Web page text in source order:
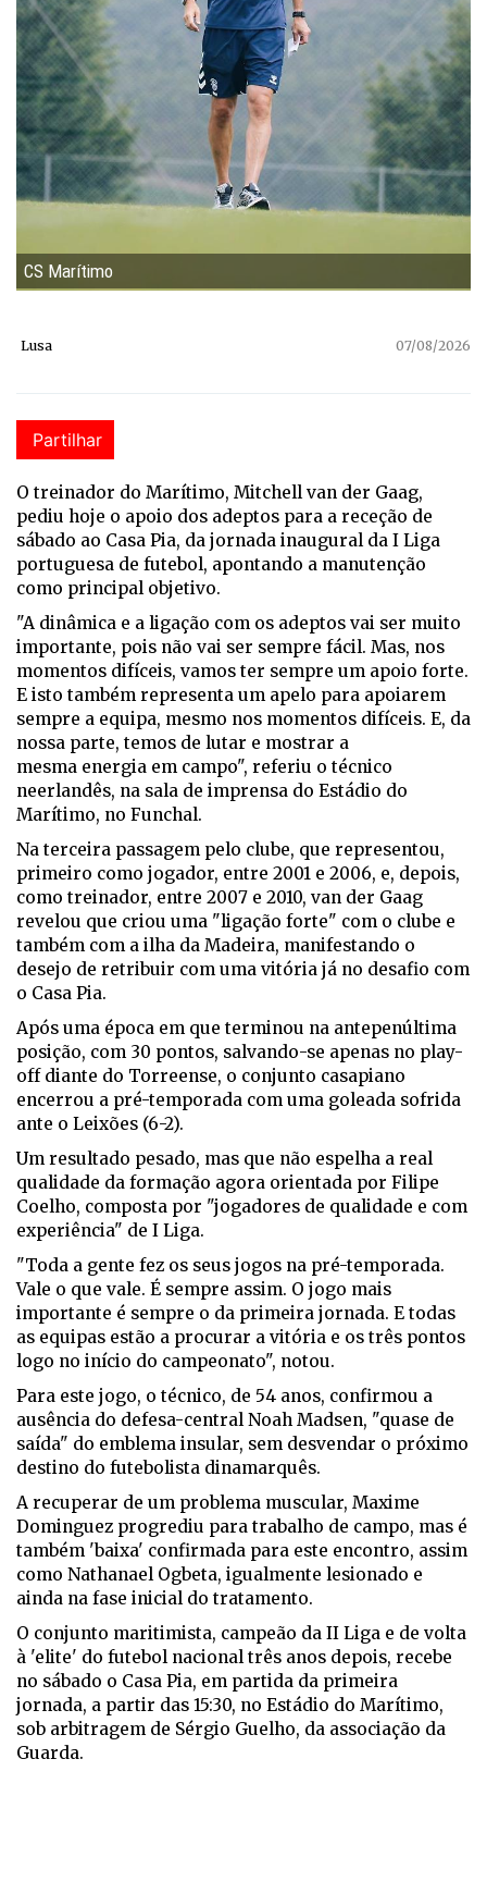
CS Marítimo
Lusa 07/08/2026
Partilhar
O treinador do Marítimo, Mitchell van der Gaag,
pediu hoje o apoio dos adeptos para a receção de
sábado ao Casa Pia, da jornada inaugural da I Liga
portuguesa de futebol, apontando a manutenção
como principal objetivo.
"A dinâmica e a ligação com os adeptos vai ser muito
importante, pois não vai ser sempre fácil. Mas, nos
momentos difíceis, vamos ter sempre um apoio forte.
E isto também representa um apelo para apoiarem
sempre a equipa, mesmo nos momentos difíceis. E, da
nossa parte, temos de lutar e mostrar a
mesma energia em campo", referiu o técnico
neerlandês, na sala de imprensa do Estádio do
Marítimo, no Funchal.
Na terceira passagem pelo clube, que representou,
primeiro como jogador, entre 2001 e 2006, e, depois,
como treinador, entre 2007 e 2010, van der Gaag
revelou que criou uma "ligação forte" com o clube e
também com a ilha da Madeira, manifestando o
desejo de retribuir com uma vitória já no desafio com
o Casa Pia.
Após uma época em que terminou na antepenúltima
posição, com 30 pontos, salvando-se apenas no play-
off diante do Torreense, o conjunto casapiano
encerrou a pré-temporada com uma goleada sofrida
ante o Leixões (6-2).
Um resultado pesado, mas que não espelha a real
qualidade da formação agora orientada por Filipe
Coelho, composta por "jogadores de qualidade e com
experiência" de I Liga.
"Toda a gente fez os seus jogos na pré-temporada.
Vale o que vale. É sempre assim. O jogo mais
importante é sempre o da primeira jornada. E todas
as equipas estão a procurar a vitória e os três pontos
logo no início do campeonato", notou.
Para este jogo, o técnico, de 54 anos, confirmou a
ausência do defesa-central Noah Madsen, "quase de
saída" do emblema insular, sem desvendar o próximo
destino do futebolista dinamarquês.
A recuperar de um problema muscular, Maxime
Dominguez progrediu para trabalho de campo, mas é
também 'baixa' confirmada para este encontro, assim
como Nathanael Ogbeta, igualmente lesionado e
ainda na fase inicial do tratamento.
O conjunto maritimista, campeão da II Liga e de volta
à 'elite' do futebol nacional três anos depois, recebe
no sábado o Casa Pia, em partida da primeira
jornada, a partir das 15:30, no Estádio do Marítimo,
sob arbitragem de Sérgio Guelho, da associação da
Guarda.